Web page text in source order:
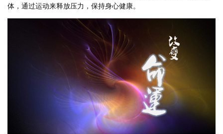
体，通过运动来释放压力，保持身心健康。